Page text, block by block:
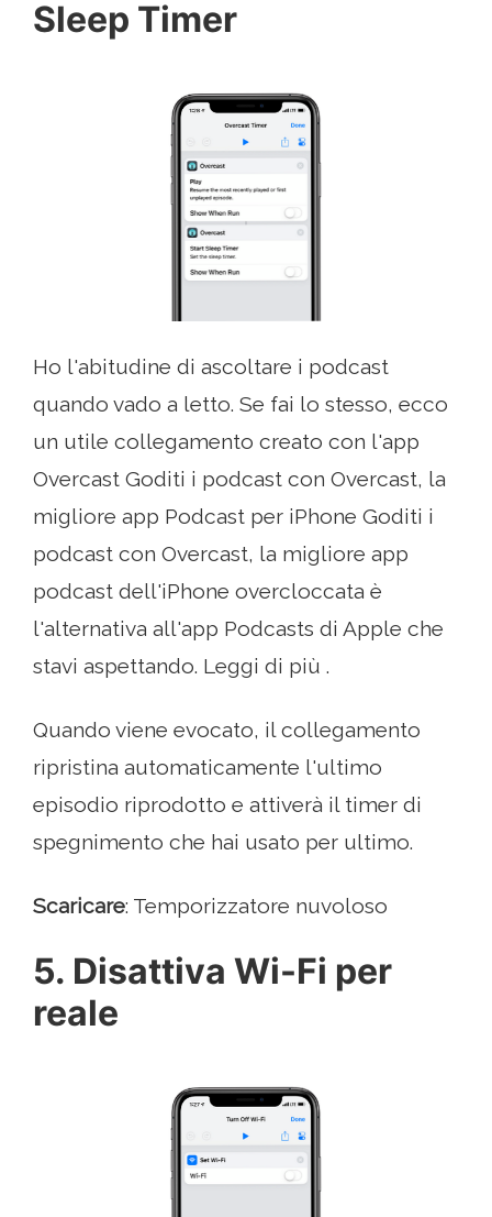
Sleep Timer
Ho l'abitudine di ascoltare i podcast
quando vado a letto. Se fai lo stesso, ecco
un utile collegamento creato con l'app
Overcast Goditi i podcast con Overcast, la
migliore app Podcast per iPhone Goditi i
podcast con Overcast, la migliore app
podcast dell'iPhone overcloccata è
l'alternativa all'app Podcasts di Apple che
stavi aspettando. Leggi di più .
Quando viene evocato, il collegamento
ripristina automaticamente l'ultimo
episodio riprodotto e attiverà il timer di
spegnimento che hai usato per ultimo.
Scaricare: Temporizzatore nuvoloso
5. Disattiva Wi-Fi per
reale